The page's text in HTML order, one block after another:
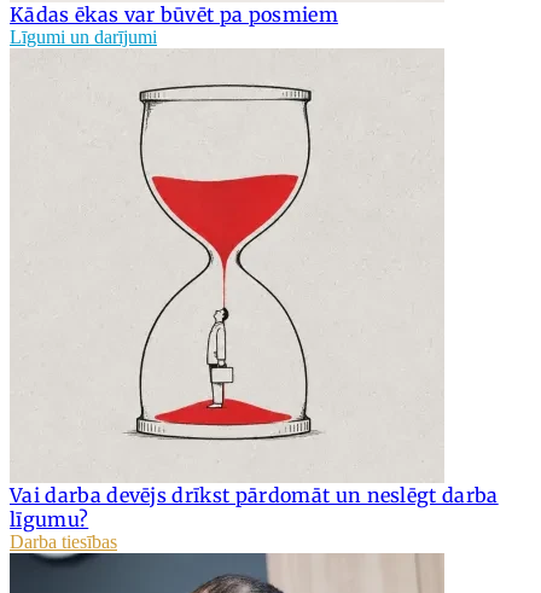
Kādas ēkas var būvēt pa posmiem
Līgumi un darījumi
Vai darba devējs drīkst pārdomāt un neslēgt darba
līgumu?
Darba tiesības